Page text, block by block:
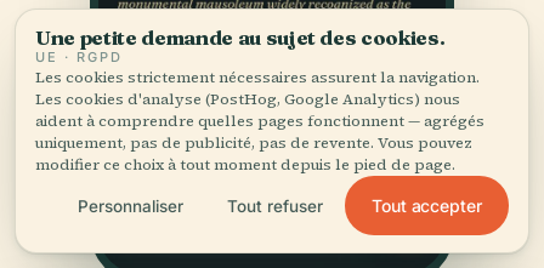
Une petite demande au sujet des cookies.
UE · RGPD
Les cookies strictement nécessaires assurent la navigation.
Les cookies d'analyse (PostHog, Google Analytics) nous
aident à comprendre quelles pages fonctionnent — agrégés
uniquement, pas de publicité, pas de revente. Vous pouvez
modifier ce choix à tout moment depuis le pied de page.
Personnaliser Tout refuser Tout accepter